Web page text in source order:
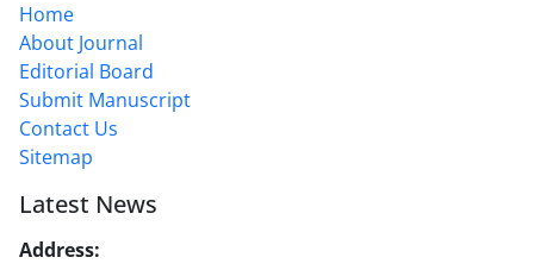
Home
About Journal
Editorial Board
Submit Manuscript
Contact Us
Sitemap
Latest News
Address: